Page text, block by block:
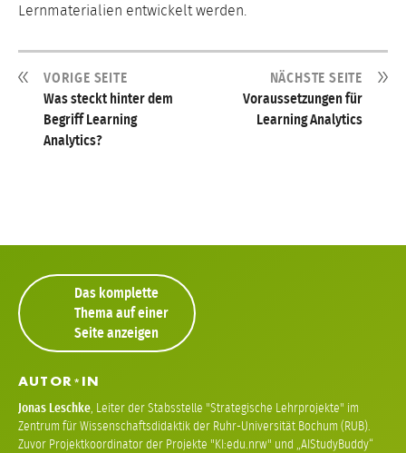
Lernmaterialien entwickelt werden.
VORIGE SEITE
Was steckt hinter dem
Begriff Learning
Analytics?
NÄCHSTE SEITE
Voraussetzungen für
Learning Analytics
Das komplette
Thema auf einer
Seite anzeigen
AUTOR* IN
Jonas Leschke, Leiter der Stabsstelle "Strategische Lehrprojekte" im
Zentrum für Wissenschaftsdidaktik der Ruhr-Universität Bochum (RUB).
Zuvor Projektkoordinator der Projekte "KI:edu.nrw" und „AIStudyBuddy“